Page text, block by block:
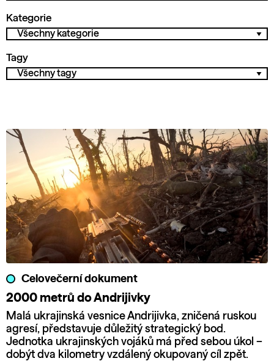
Kategorie
Tagy
Celovečerní dokument
2000 metrů do Andrijivky
Malá ukrajinská vesnice Andrijivka, zničená ruskou
agresí, představuje důležitý strategický bod.
Jednotka ukrajinských vojáků má před sebou úkol –
dobýt dva kilometry vzdálený okupovaný cíl zpět.